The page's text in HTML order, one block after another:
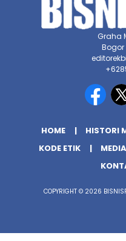
Graha
HOME HISTORI
KODE ETIK
COPYRIGHT © 2026